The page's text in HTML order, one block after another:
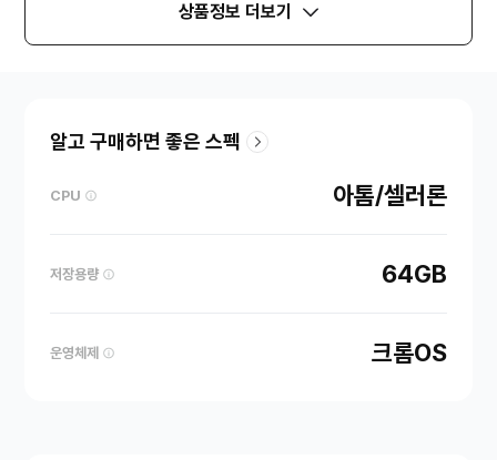
상품정보 더보기
알고 구매하면 좋은 스펙
CPU 아톰/셀러론
저장용량 64GB
운영체제 크롬OS